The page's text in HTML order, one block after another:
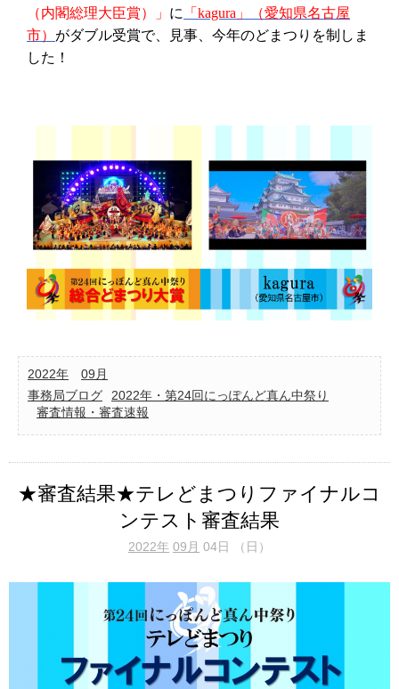
（内閣総理大臣賞）」 に 「 kagura 」（愛知県名古屋
市） がダブル受賞で、見事、今年のどまつりを制しま
した！
2022年
09月
事務局ブログ
2022年・第24回にっぽんど真ん中祭り
審査情報・審査速報
★審査結果★テレどまつりファイナルコ
ンテスト審査結果
2022年 09月 04日 （日）